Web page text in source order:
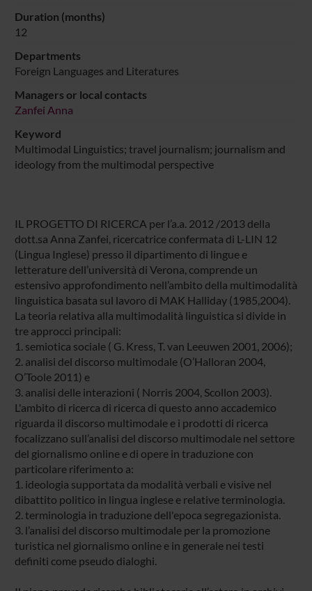
Duration (months)
12
Departments
Foreign Languages and Literatures
Managers or local contacts
Zanfei Anna
Keyword
Multimodal Linguistics; travel journalism; journalism and
ideology from the multimodal perspective
IL PROGETTO DI RICERCA per l’a.a. 2012 /2013 della
dott.sa Anna Zanfei, ricercatrice confermata di L-LIN 12
(Lingua Inglese) presso il dipartimento di lingue e
letterature dell’università di Verona, comprende un
estensivo approfondimento nell’ambito della multimodalità
linguistica basata sul lavoro di MAK Halliday (1985,2004).
La teoria relativa alla multimodalità linguistica si divide in
tre approcci principali:
1. semiotica sociale ( G. Kress, T. van Leeuwen 2001, 2006);
2. analisi del discorso multimodale (O’Halloran 2004,
O’Toole 2011) e
3. analisi delle interazioni ( Norris 2004, Scollon 2003).
L'ambito di ricerca di ricerca di questo anno accademico
riguarda il discorso multimodale e i prodotti di ricerca
focalizzano sull’analisi del discorso multimodale nel settore
del giornalismo online e di opere in traduzione con
particolare riferimento a:
1. ideologia supportata da modalità verbali e visive nel
dibattito politico in lingua inglese e relative terminologia.
2. terminologia in traduzione dell'epoca segregazionista.
3. l’analisi del discorso multimodale per la promozione
turistica nel giornalismo online e in generale nei testi
definiti come pseudo dialoghi.